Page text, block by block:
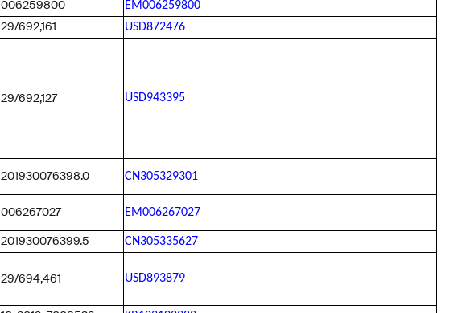
006259800 EM006259800
29/692,161 USD872476
29/692,127 USD943395
201930076398.0 CN305329301
006267027 EM006267027
201930076399.5 CN305335627
29/694,461 USD893879